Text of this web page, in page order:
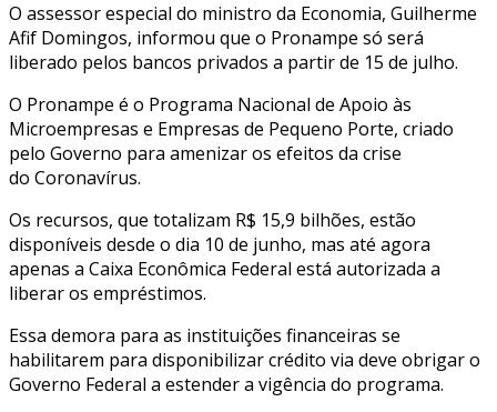
O assessor especial do ministro da Economia, Guilherme
Afif Domingos, informou que o Pronampe só será
liberado pelos bancos privados a partir de 15 de julho.
O Pronampe é o Programa Nacional de Apoio às
Microempresas e Empresas de Pequeno Porte, criado
pelo Governo para amenizar os efeitos da crise
do Coronavírus.
Os recursos, que totalizam R$ 15,9 bilhões, estão
disponíveis desde o dia 10 de junho, mas até agora
apenas a Caixa Econômica Federal está autorizada a
liberar os empréstimos.
Essa demora para as instituições financeiras se
habilitarem para disponibilizar crédito via deve obrigar o
Governo Federal a estender a vigência do programa.